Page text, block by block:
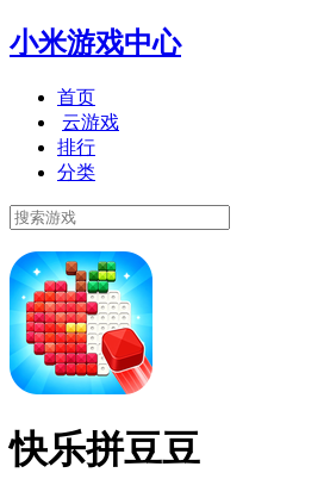
小米游戏中心
首页
云游戏
排行
分类
快乐拼豆豆